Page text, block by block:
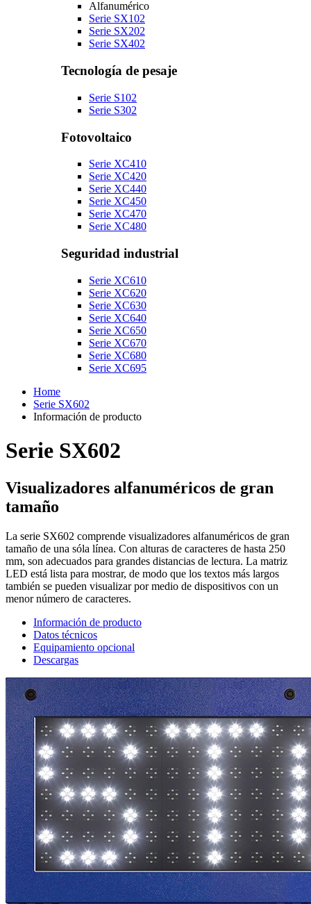
Alfanumérico
Serie SX102
Serie SX202
Serie SX402
Tecnología de pesaje
Serie S102
Serie S302
Fotovoltaico
Serie XC410
Serie XC420
Serie XC440
Serie XC450
Serie XC470
Serie XC480
Seguridad industrial
Serie XC610
Serie XC620
Serie XC630
Serie XC640
Serie XC650
Serie XC670
Serie XC680
Serie XC695
Home
Serie SX602
Información de producto
Serie SX602
Visualizadores alfanuméricos de gran
tamaño
La serie SX602 comprende visualizadores alfanuméricos de gran
tamaño de una sóla línea. Con alturas de caracteres de hasta 250
mm, son adecuados para grandes distancias de lectura. La matriz
LED está lista para mostrar, de modo que los textos más largos
también se pueden visualizar por medio de dispositivos con un
menor número de caracteres.
Información de producto
Datos técnicos
Equipamiento opcional
Descargas